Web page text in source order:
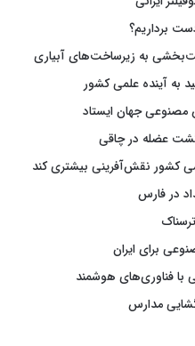
برداریم؟
به زیرساخت‌های آبیاری
به آینده علمی کشور
مصنوعی جهان ایستاد
عضله در چاقی
کشور نقش‌آفرینی بیشتری کند
در فارس
فناوری‌های هوشمند